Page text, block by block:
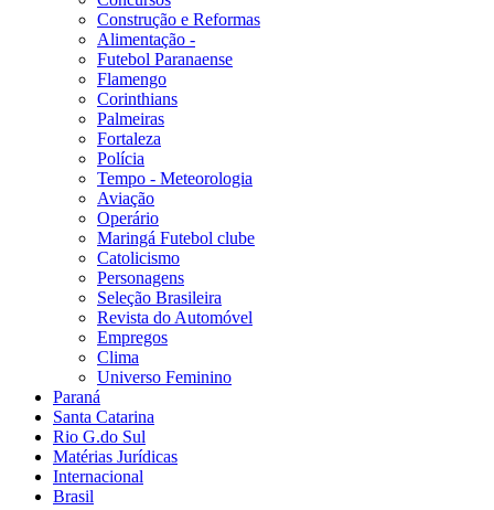
Construção e Reformas
Alimentação -
Futebol Paranaense
Flamengo
Corinthians
Palmeiras
Fortaleza
Polícia
Tempo - Meteorologia
Aviação
Operário
Maringá Futebol clube
Catolicismo
Personagens
Seleção Brasileira
Revista do Automóvel
Empregos
Clima
Universo Feminino
Paraná
Santa Catarina
Rio G.do Sul
Matérias Jurídicas
Internacional
Brasil